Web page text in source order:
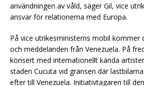
användningen av våld, säger Gil, vice
ansvar för relationerna med Europa.
På vice utrikesministerns mobil
och meddelanden från Venezuela. På
konsert med internationellt kända
staden Cucuta vid gränsen där
efter till Venezuela. Initiativtagaren till